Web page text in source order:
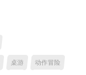
桌游 动作冒险